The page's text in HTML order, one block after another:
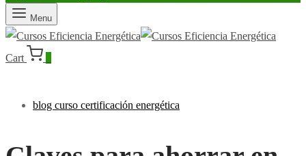
Menu
Cart
blog curso certificación energética